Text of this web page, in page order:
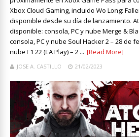
Xbox Cloud Gaming, incluido Wo Long:
disponible desde su día de lanzamiento.
disponible: consola, PC y nube Merge &
consola, PC y nube Soul Hacker 2 – 28 de
nube F1 22 (EA Play) – 2 ... [Read More]
JOSE A. CASTILLO 21/02/2023